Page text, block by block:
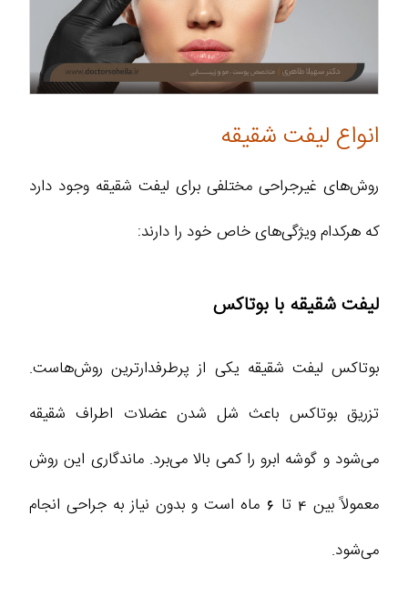
انواع لیفت شقیقه
روش‌های غیرجراحی مختلفی برای لیفت شقیقه وجود دارد
که هرکدام ویژگی‌های خاص خود را دارند:
لیفت شقیقه با بوتاکس
بوتاکس لیفت شقیقه یکی از پرطرفدارترین روش‌هاست.
تزریق بوتاکس باعث شل شدن عضلات اطراف شقیقه
می‌شود و گوشه ابرو را کمی بالا می‌برد. ماندگاری این روش
معمولاً بین 4 تا 6 ماه است و بدون نیاز به جراحی انجام
می‌شود.